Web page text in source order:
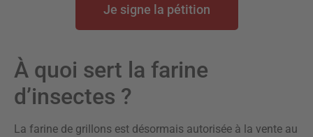
Je signe la pétition
À quoi sert la farine
d’insectes ?
La farine de grillons est désormais autorisée à la vente au